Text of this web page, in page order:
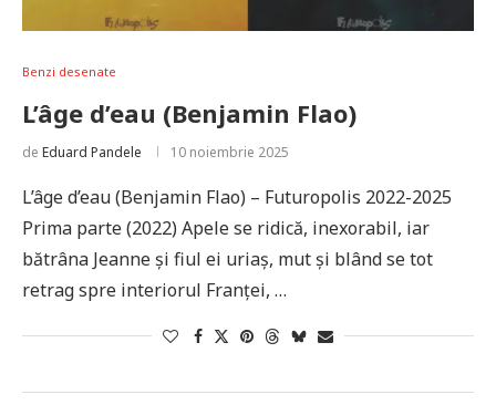
Benzi desenate
L’âge d’eau (Benjamin Flao)
de Eduard Pandele 10 noiembrie 2025
L’âge d’eau (Benjamin Flao) – Futuropolis 2022-2025
Prima parte (2022) Apele se ridică, inexorabil, iar
bătrâna Jeanne și fiul ei uriaș, mut și blând se tot
retrag spre interiorul Franței, …